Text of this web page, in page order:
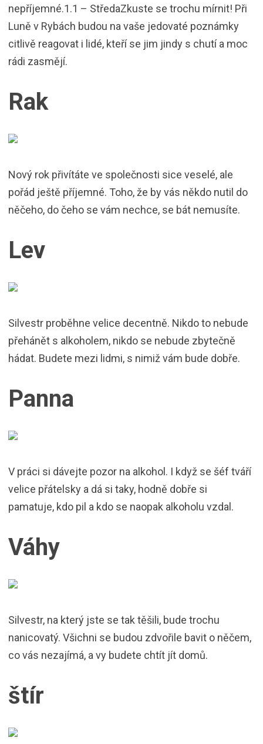
nepříjemné.1.1 – StředaZkuste se trochu mírnit! Při
Luně v Rybách budou na vaše jedovaté poznámky
citlivě reagovat i lidé, kteří se jim jindy s chutí a moc
rádi zasmějí.
Rak
Nový rok přivítáte ve společnosti sice veselé, ale
pořád ještě příjemné. Toho, že by vás někdo nutil do
něčeho, do čeho se vám nechce, se bát nemusíte.
Lev
Silvestr proběhne velice decentně. Nikdo to nebude
přehánět s alkoholem, nikdo se nebude zbytečně
hádat. Budete mezi lidmi, s nimiž vám bude dobře.
Panna
V práci si dávejte pozor na alkohol. I když se šéf tváří
velice přátelsky a dá si taky, hodně dobře si
pamatuje, kdo pil a kdo se naopak alkoholu vzdal.
Váhy
Silvestr, na který jste se tak těšili, bude trochu
nanicovatý. Všichni se budou zdvořile bavit o něčem,
co vás nezajímá, a vy budete chtít jít domů.
štír